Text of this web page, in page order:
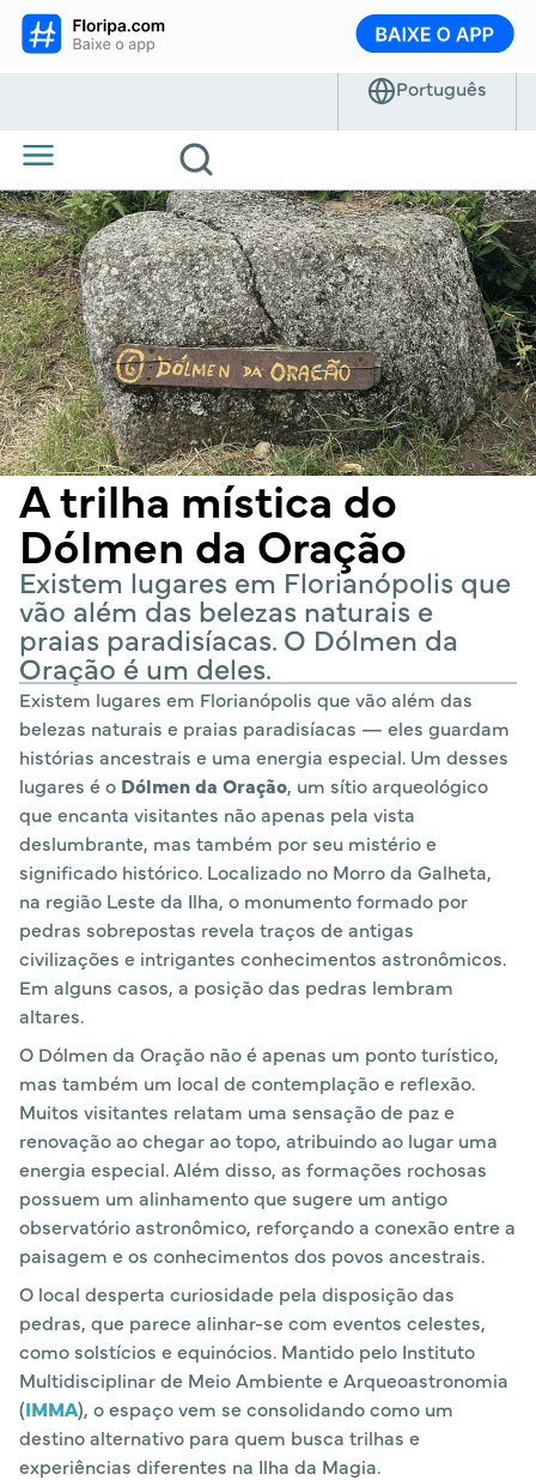
A trilha mística do
Dólmen da Oração
Existem lugares em Florianópolis que
vão além das belezas naturais e
praias paradisíacas. O Dólmen da
Oração é um deles.
Existem lugares em Florianópolis que vão além das
belezas naturais e praias paradisíacas — eles guardam
histórias ancestrais e uma energia especial. Um desses
lugares é o Dólmen da Oração, um sítio arqueológico
que encanta visitantes não apenas pela vista
deslumbrante, mas também por seu mistério e
significado histórico. Localizado no Morro da Galheta,
na região Leste da Ilha, o monumento formado por
pedras sobrepostas revela traços de antigas
civilizações e intrigantes conhecimentos astronômicos.
Em alguns casos, a posição das pedras lembram
altares.
O Dólmen da Oração não é apenas um ponto turístico,
mas também um local de contemplação e reflexão.
Muitos visitantes relatam uma sensação de paz e
renovação ao chegar ao topo, atribuindo ao lugar uma
energia especial. Além disso, as formações rochosas
possuem um alinhamento que sugere um antigo
observatório astronômico, reforçando a conexão entre a
paisagem e os conhecimentos dos povos ancestrais.
O local desperta curiosidade pela disposição das
pedras, que parece alinhar-se com eventos celestes,
como solstícios e equinócios. Mantido pelo Instituto
Multidisciplinar de Meio Ambiente e Arqueoastronomia
(IMMA), o espaço vem se consolidando como um
destino alternativo para quem busca trilhas e
experiências diferentes na Ilha da Magia.